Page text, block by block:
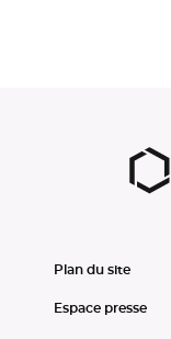
Plan du site
Espace presse